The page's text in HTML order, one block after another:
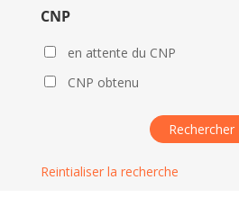
CNP
en attente du CNP
CNP obtenu
Reintialiser la recherche